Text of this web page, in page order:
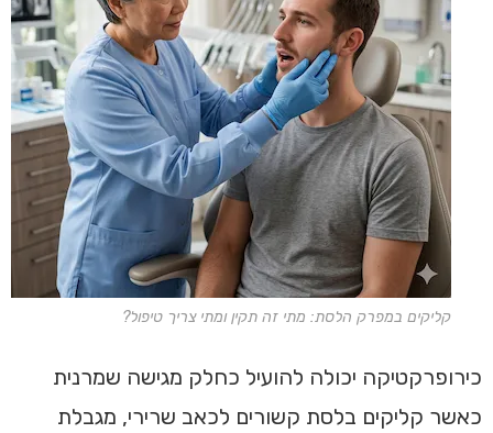
קליקים במפרק הלסת: מתי זה תקין ומתי צריך טיפול?
כירופרקטיקה יכולה להועיל כחלק מגישה שמרנית
כאשר קליקים בלסת קשורים לכאב שרירי, מגבלת